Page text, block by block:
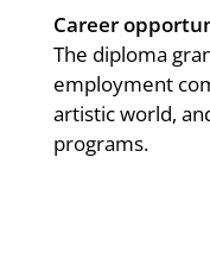
Career
The diploma
employment
artistic world,
programs.